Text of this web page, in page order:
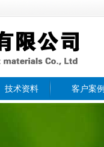
技术资料 客户案例